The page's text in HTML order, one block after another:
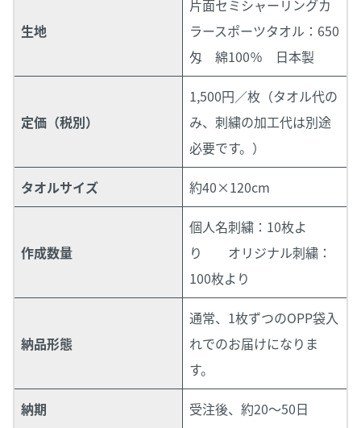
生地
片面セミシャーリングカ
ラースポーツタオル：650
匁 綿100％ 日本製
定価（税別）
1,500円／枚（タオル代の
み、刺繍の加工代は別途
必要です。）
タオルサイズ 約40×120cm
作成数量
個人名刺繍：10枚よ
り オリジナル刺繍：
100枚より
納品形態
通常、1枚ずつのOPP袋入
れでのお届けになりま
す。
納期 受注後、約20～50日